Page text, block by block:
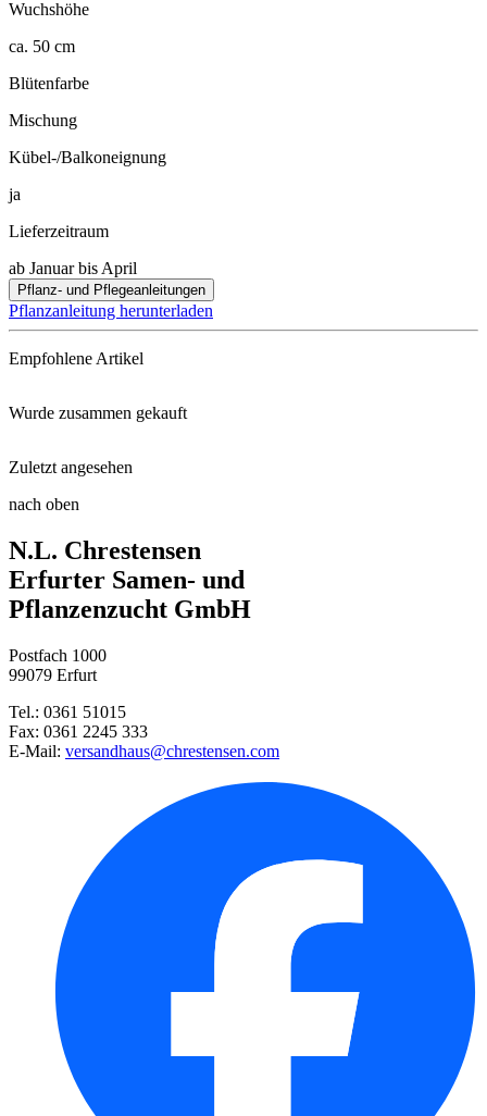
Wuchshöhe
ca. 50 cm
Blütenfarbe
Mischung
Kübel-/Balkoneignung
ja
Lieferzeitraum
ab Januar bis April
Pflanz- und Pflegeanleitungen
Pflanzanleitung herunterladen
Empfohlene Artikel
Schaufel klein
Wurde zusammen gekauft
Sonnenblume Herbstschönheit
Radies Cherry Belle
Großblumige Gladiolen Mischung ...
Möhre Nantaise 2
Radies Riesenbutter
Bartnelke Gefülltblühende Misc ...
Petersilie Moskrul 2 (Mooskrau ...
Steckzwiebel Red Karmen
Zuletzt angesehen
Glamour-Glads Miniatur-Gladiol ...
nach oben
N.L. Chrestensen
Erfurter Samen- und
Pflanzenzucht GmbH
Postfach 1000
99079 Erfurt
Tel.: 0361 51015
Fax: 0361 2245 333
E-Mail: versandhaus@chrestensen.com